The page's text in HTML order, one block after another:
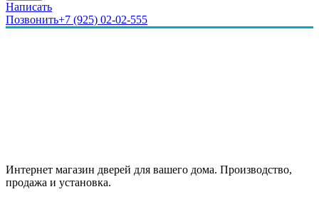
Написать
Позвонить+7 (925) 02-02-555
Интернет магазин дверей для вашего дома. Производство,
продажа и установка.